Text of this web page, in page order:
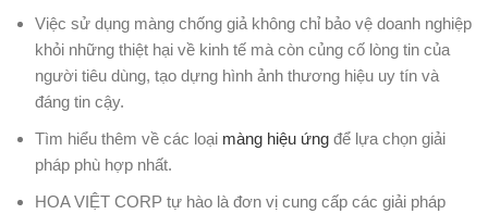
Việc sử dụng màng chống giả không chỉ bảo vệ doanh nghiệp
khỏi những thiệt hại về kinh tế mà còn củng cố lòng tin của
người tiêu dùng, tạo dựng hình ảnh thương hiệu uy tín và
đáng tin cậy.
Tìm hiểu thêm về các loại màng hiệu ứng để lựa chọn giải
pháp phù hợp nhất.
HOA VIỆT CORP tự hào là đơn vị cung cấp các giải pháp